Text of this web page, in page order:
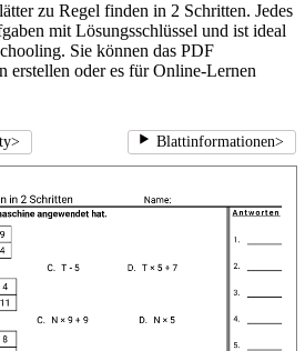
zu Regel finden in 2 Schritten. Jedes
mit Lösungsschlüssel und ist ideal
Sie können das PDF
erstellen oder es für Online-Lernen
> Blattinformationen>